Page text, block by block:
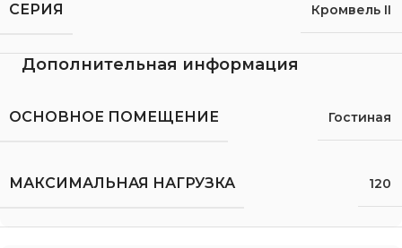
СЕРИЯ Кромвель II
Дополнительная информация
ОСНОВНОЕ ПОМЕЩЕНИЕ Гостиная
МАКСИМАЛЬНАЯ НАГРУЗКА 120